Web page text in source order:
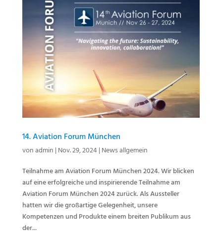
14. Aviation Forum München
vonadmin | Nov. 29, 2024| News allgemein
Teilnahme am Aviation Forum München 2024. Wir blicken
auf eine erfolgreiche und inspirierende Teilnahme am
Aviation Forum München 2024 zurück. Als Aussteller
hatten wir die großartige Gelegenheit, unsere
Kompetenzen und Produkte einem breiten Publikum aus
der...